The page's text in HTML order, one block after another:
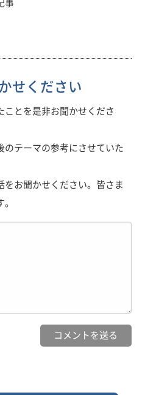
事
せください
ことを是非お聞かせくださ
のテーマの参考にさせていた
をお聞かせください。皆さま